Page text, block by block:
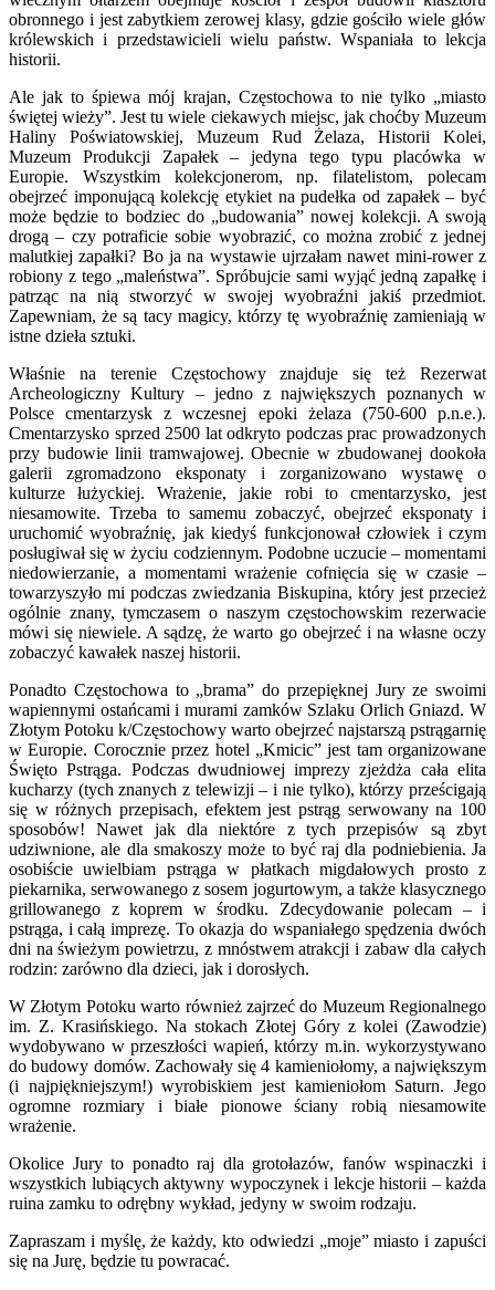
obronnego i jest zabytkiem zerowej klasy, gdzie gościło wiele głów
królewskich i przedstawicieli wielu państw. Wspaniała to lekcja
historii.
Ale jak to śpiewa mój krajan, Częstochowa to nie tylko „miasto
świętej wieży”. Jest tu wiele ciekawych miejsc, jak choćby Muzeum
Haliny Poświatowskiej, Muzeum Rud Żelaza, Historii Kolei,
Muzeum Produkcji Zapałek – jedyna tego typu placówka w
Europie. Wszystkim kolekcjonerom, np. filatelistom, polecam
obejrzeć imponującą kolekcję etykiet na pudełka od zapałek – być
może będzie to bodziec do „budowania” nowej kolekcji. A swoją
drogą – czy potraficie sobie wyobrazić, co można zrobić z jednej
malutkiej zapałki? Bo ja na wystawie ujrzałam nawet mini-rower z
robiony z tego „maleństwa”. Spróbujcie sami wyjąć jedną zapałkę i
patrząc na nią stworzyć w swojej wyobraźni jakiś przedmiot.
Zapewniam, że są tacy magicy, którzy tę wyobraźnię zamieniają w
istne dzieła sztuki.
Właśnie na terenie Częstochowy znajduje się też Rezerwat
Archeologiczny Kultury – jedno z największych poznanych w
Polsce cmentarzysk z wczesnej epoki żelaza (750-600 p.n.e.).
Cmentarzysko sprzed 2500 lat odkryto podczas prac prowadzonych
przy budowie linii tramwajowej. Obecnie w zbudowanej dookoła
galerii zgromadzono eksponaty i zorganizowano wystawę o
kulturze łużyckiej. Wrażenie, jakie robi to cmentarzysko, jest
niesamowite. Trzeba to samemu zobaczyć, obejrzeć eksponaty i
uruchomić wyobraźnię, jak kiedyś funkcjonował człowiek i czym
posługiwał się w życiu codziennym. Podobne uczucie – momentami
niedowierzanie, a momentami wrażenie cofnięcia się w czasie –
towarzyszyło mi podczas zwiedzania Biskupina, który jest przecież
ogólnie znany, tymczasem o naszym częstochowskim rezerwacie
mówi się niewiele. A sądzę, że warto go obejrzeć i na własne oczy
zobaczyć kawałek naszej historii.
Ponadto Częstochowa to „brama” do przepięknej Jury ze swoimi
wapiennymi ostańcami i murami zamków Szlaku Orlich Gniazd. W
Złotym Potoku k/Częstochowy warto obejrzeć najstarszą pstrągarnię
w Europie. Corocznie przez hotel „Kmicic” jest tam organizowane
Święto Pstrąga. Podczas dwudniowej imprezy zjeżdża cała elita
kucharzy (tych znanych z telewizji – i nie tylko), którzy prześcigają
się w różnych przepisach, efektem jest pstrąg serwowany na 100
sposobów! Nawet jak dla niektóre z tych przepisów są zbyt
udziwnione, ale dla smakoszy może to być raj dla podniebienia. Ja
osobiście uwielbiam pstrąga w płatkach migdałowych prosto z
piekarnika, serwowanego z sosem jogurtowym, a także klasycznego
grillowanego z koprem w środku. Zdecydowanie polecam – i
pstrąga, i całą imprezę. To okazja do wspaniałego spędzenia dwóch
dni na świeżym powietrzu, z mnóstwem atrakcji i zabaw dla całych
rodzin: zarówno dla dzieci, jak i dorosłych.
W Złotym Potoku warto również zajrzeć do Muzeum Regionalnego
im. Z. Krasińskiego. Na stokach Złotej Góry z kolei (Zawodzie)
wydobywano w przeszłości wapień, którzy m.in. wykorzystywano
do budowy domów. Zachowały się 4 kamieniołomy, a największym
(i najpiękniejszym!) wyrobiskiem jest kamieniołom Saturn. Jego
ogromne rozmiary i białe pionowe ściany robią niesamowite
wrażenie.
Okolice Jury to ponadto raj dla grotołazów, fanów wspinaczki i
wszystkich lubiących aktywny wypoczynek i lekcje historii – każda
ruina zamku to odrębny wykład, jedyny w swoim rodzaju.
Zapraszam i myślę, że każdy, kto odwiedzi „moje” miasto i zapuści
się na Jurę, będzie tu powracać.